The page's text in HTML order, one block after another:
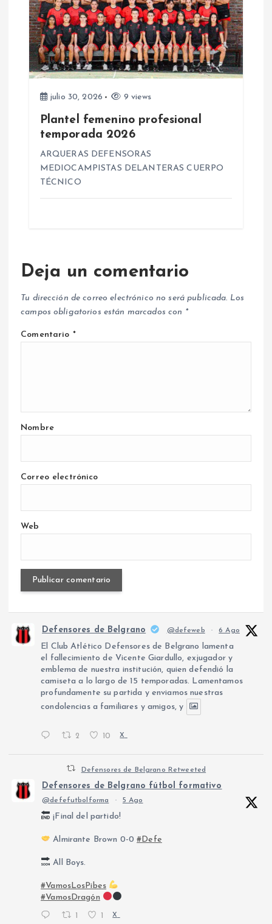
julio 30, 2026 9 views
Plantel femenino profesional
temporada 2026
ARQUERAS DEFENSORAS
MEDIOCAMPISTAS DELANTERAS CUERPO
TÉCNICO
Deja un comentario
Tu dirección de correo electrónico no será publicada. Los
campos obligatorios están marcados con *
Comentario *
Nombre
Correo electrónico
Web
Defensores de Belgrano @defeweb · 6 Ago
El Club Atlético Defensores de Belgrano lamenta
el fallecimiento de Vicente Giardullo, exjugador y
emblema de nuestra institución, quien defendió la
camiseta a lo largo de 15 temporadas. Lamentamos
profundamente su partida y enviamos nuestras
condolencias a familiares y amigos, y
2 10 X
Defensores de Belgrano Retweeted
Defensores de Belgrano fútbol formativo
@defefutbolforma · 5 Ago
¡Final del partido!
Almirante Brown 0-0#Defe
All Boys.
#VamosLosPibes
#VamosDragón
1 1 X